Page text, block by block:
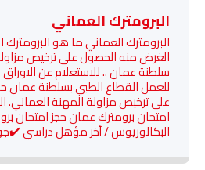
البرومترك العماني
البرومترك العماني ما هو البرومترك
الغرض منه الحصول على ترخيص
سلطنة عمان .. للاستعلام عن
للعمل القطاع الطبي بسلطنة عمان
على ترخيص مزاولة المهنة العماني.
امتحان برومترك عمان حجز امتحان
البكالوريوس / أخر مؤهل دراسي